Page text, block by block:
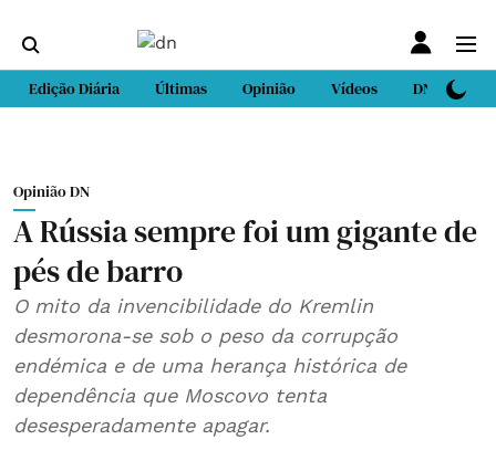
Edição Diária Últimas Opinião Vídeos DN Sport
Opinião DN
A Rússia sempre foi um gigante de
pés de barro
O mito da invencibilidade do Kremlin
desmorona-se sob o peso da corrupção
endémica e de uma herança histórica de
dependência que Moscovo tenta
desesperadamente apagar.